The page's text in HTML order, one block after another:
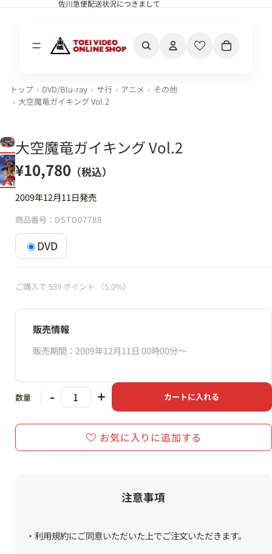
佐川急便配送状況につきまして
佐川急便配送状況につきまして
トップ DVD/Blu-ray サ行 アニメ
その他
大空魔竜ガイキング Vol.2
大空魔竜ガイキング Vol.2
¥10,780 （税込）
2009年12月11日発売
商品番号： DSTD07788
DVD
ご購入で 539 ポイント （5.0%）
販売情報
販売期間：2009年12月11日 00時00分〜
数量 - + カートに入れる
お気に入りに追加する
注意事項
・利用規約にご同意いただいた上でご注文いただきます。